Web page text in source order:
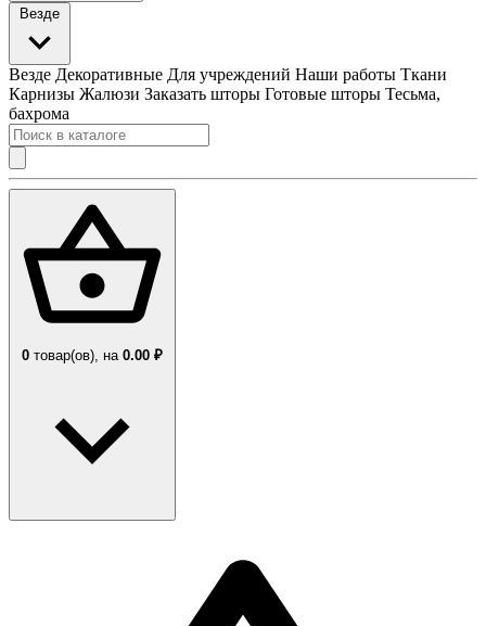
Везде
Везде Декоративные Для учреждений Наши работы Ткани
Карнизы Жалюзи Заказать шторы Готовые шторы Тесьма,
бахрома
0 товар(ов), на 0.00 ₽